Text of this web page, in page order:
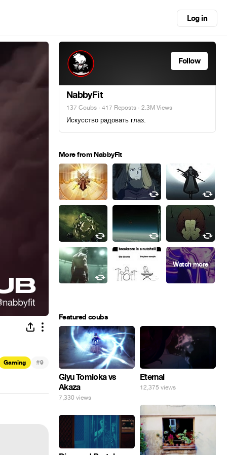
Log in
Gaming #9
Follow
NabbyFit
137 Coubs · 417 Reposts · 2.3M Views
Искусство радовать глаз.
More from NabbyFit
Featured coubs
Giyu Tomioka vs
Akaza
7,330 views
Eternal
12,375 views